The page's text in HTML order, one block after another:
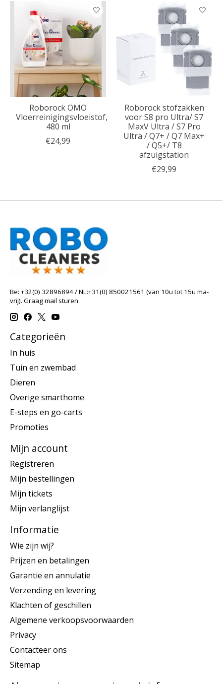
Items van productcarrousel
Roborock OMO
Vloerreinigingsvloeistof,
480 ml
€24,99
Roborock stofzakken
voor S8 pro Ultra/ S7
MaxV Ultra / S7 Pro
Ultra / Q7+ / Q7 Max+
/ Q5+/ T8
afzuigstation
€29,99
Be: +32(0) 32896894 / NL:+31(0) 850021561 (van 10u tot 15u ma-
vrij). Graag mail sturen.
Categorieën
In huis
Tuin en zwembad
Dieren
Overige smarthome
E-steps en go-carts
Promoties
Mijn account
Registreren
Mijn bestellingen
Mijn tickets
Mijn verlanglijst
Informatie
Wie zijn wij?
Prijzen en betalingen
Garantie en annulatie
Verzending en levering
Klachten of geschillen
Algemene verkoopsvoorwaarden
Privacy
Contacteer ons
Sitemap